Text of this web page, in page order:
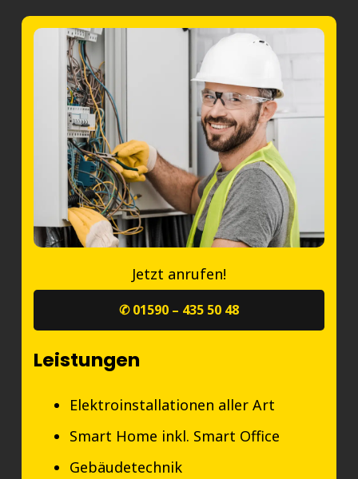
Jetzt anrufen!
✆ 01590 – 435 50 48
Leistungen
Elektroinstallationen aller Art
Smart Home inkl. Smart Office
Gebäudetechnik